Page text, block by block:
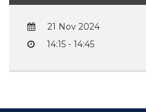
21 Nov 2024
14:15 - 14:45